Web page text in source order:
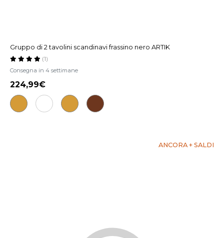
Gruppo di 2 tavolini scandinavi frassino nero ARTIK
Consegna in 4 settimane
(1)
224,99
ANCORA + SALDI